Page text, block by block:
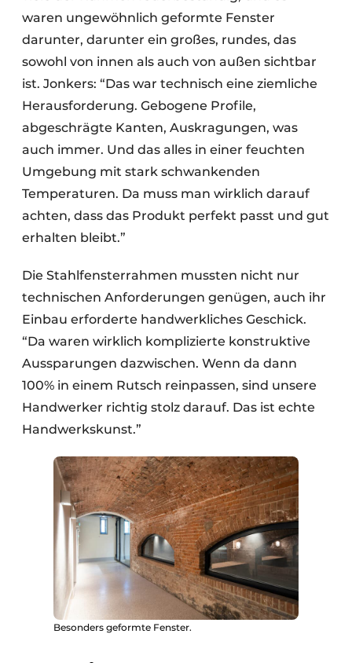
waren ungewöhnlich geformte Fenster
darunter, darunter ein großes, rundes, das
sowohl von innen als auch von außen sichtbar
ist. Jonkers: “Das war technisch eine ziemliche
Herausforderung. Gebogene Profile,
abgeschrägte Kanten, Auskragungen, was
auch immer. Und das alles in einer feuchten
Umgebung mit stark schwankenden
Temperaturen. Da muss man wirklich darauf
achten, dass das Produkt perfekt passt und gut
erhalten bleibt.”
Die Stahlfensterrahmen mussten nicht nur
technischen Anforderungen genügen, auch ihr
Einbau erforderte handwerkliches Geschick.
“Da waren wirklich komplizierte konstruktive
Aussparungen dazwischen. Wenn da dann
100% in einem Rutsch reinpassen, sind unsere
Handwerker richtig stolz darauf. Das ist echte
Handwerkskunst.”
Besonders geformte Fenster.